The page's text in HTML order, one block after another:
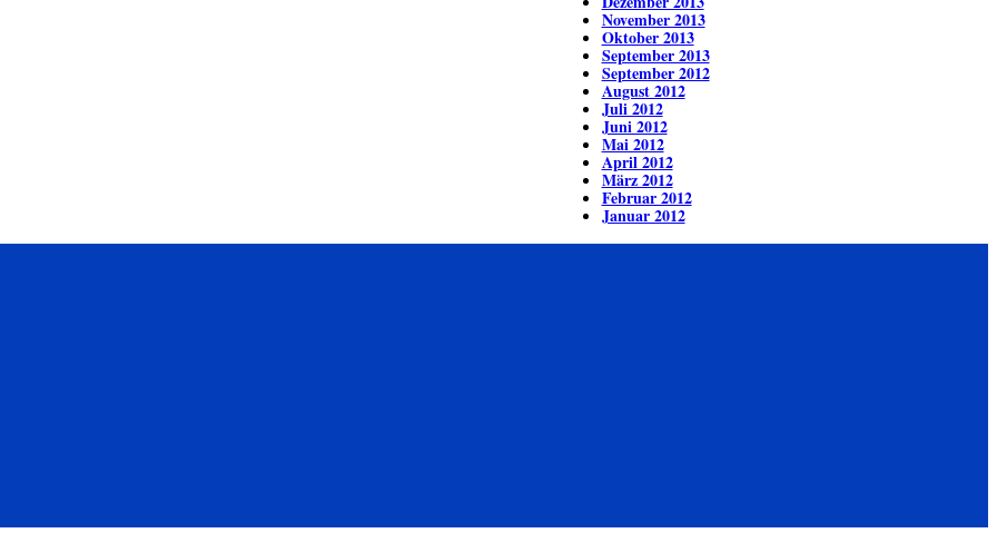
November 2013
Oktober 2013
September 2013
September 2012
August 2012
Juli 2012
Juni 2012
Mai 2012
April 2012
März 2012
Februar 2012
Januar 2012